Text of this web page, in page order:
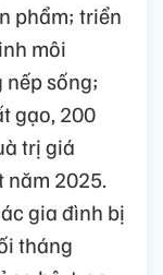
phẩm; triển
môi
sống;
gạo, 200
trị giá
năm 2025.
gia đình bị
tháng